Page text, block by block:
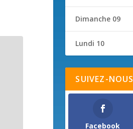
Dimanche 09
Lundi 10
SUIVEZ-NOUS
Facebook